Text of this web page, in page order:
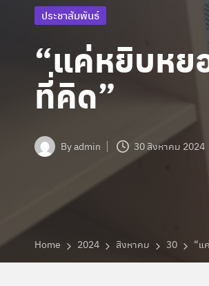
ก
ษ
า
พิ
เ
ษ
ส่
ว
Posted
in
ประชาสัมพันธ์
“แค่หยิบหย
ที่คิด”
Posted
Byadmin 30 สิงหาคม 2024
Home 2024 สิงหาคม 30 “แ